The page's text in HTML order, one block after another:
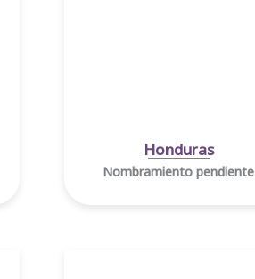
Honduras
Nombramiento pendiente